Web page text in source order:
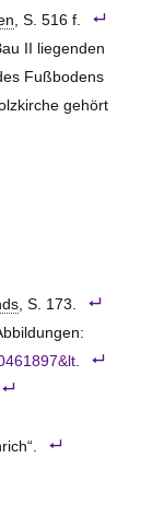
, S. 516 f.
II liegenden
Fußbodens
gehört
, S. 173.
.